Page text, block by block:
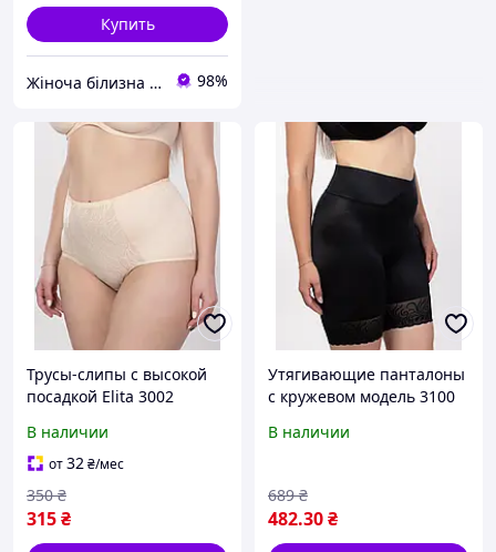
Купить
Жіноча білизна "Lingerie-opt" 98%
Трусы-слипы с высокой
посадкой Elita 3002
В наличии
от32₴/мес
315₴
350 ₴
Утягивающие панталоны
с кружевом модель 3100
В наличии
482.30₴
689 ₴